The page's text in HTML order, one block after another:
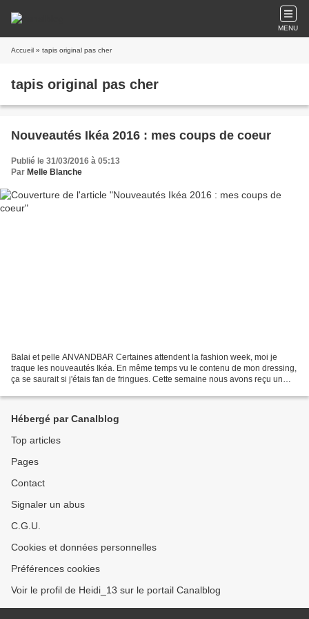
MENU
Accueil » tapis original pas cher
tapis original pas cher
Nouveautés Ikéa 2016 : mes coups de coeur
Publié le 31/03/2016 à 05:13
Par Melle Blanche
Balai et pelle ANVANDBAR Certaines attendent la fashion week, moi je
traque les nouveautés Ikéa. En même temps vu le contenu de mon dressing,
ça se saurait si j'étais fan de fringues. Cette semaine nous avons reçu un
Hébergé par Canalblog
Top articles
Pages
Contact
Signaler un abus
C.G.U.
Cookies et données personnelles
Préférences cookies
Voir le profil de Heidi_13 sur le portail Canalblog